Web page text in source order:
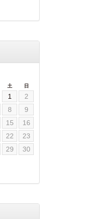
土 日
1
2
8
9
15
16
22
23
29
30